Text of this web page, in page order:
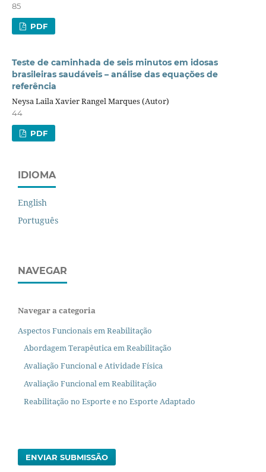
85
PDF
Teste de caminhada de seis minutos em idosas
brasileiras saudáveis – análise das equações de
referência
Neysa Laila Xavier Rangel Marques (Autor)
44
PDF
IDIOMA
English
Português
NAVEGAR
Navegar a categoria
Aspectos Funcionais em Reabilitação
Abordagem Terapêutica em Reabilitação
Avaliação Funcional e Atividade Física
Avaliação Funcional em Reabilitação
Reabilitação no Esporte e no Esporte Adaptado
ENVIAR SUBMISSÃO